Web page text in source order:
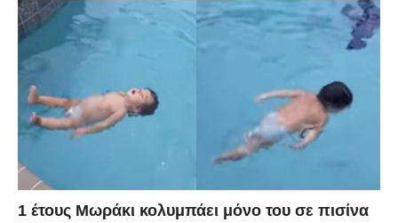
1 έτους Μωράκι κολυμπάει μόνο του σε πισίνα